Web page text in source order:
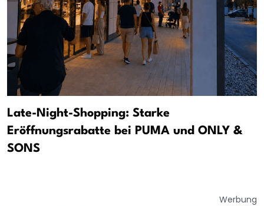
Late-Night-Shopping: Starke
Eröffnungsrabatte bei PUMA und ONLY &
SONS
Werbung